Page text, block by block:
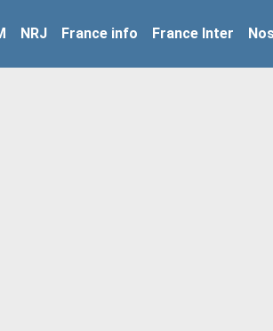
NRJ France info France Inter